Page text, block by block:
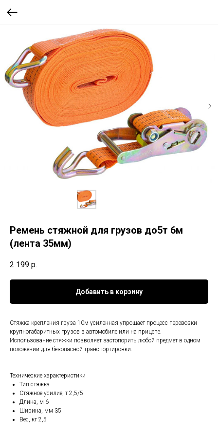
Ремень стяжной для грузов до5т 6м
(лента 35мм)
2 199 р.
Добавить в корзину
Стяжка крепления груза 10м усиленная упрощает процесс перевозки
крупногабаритных грузов в автомобиле или на прицепе.
Использование стяжки позволяет застопорить любой предмет в одном
положении для безопасной транспортировки.
Технические характеристики
Тип стяжка
Стяжное усилие, т 2,5/5
Длина, м 6
Ширина, мм 35
Вес, кг 2,5